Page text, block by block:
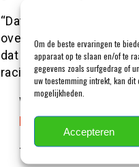
Om de beste ervaringen te
apparaat op te slaan en/of te
gegevens zoals surfgedrag of
uw toestemming intrekt, kan
mogelijkheden.
Accepteren
“Dat is niet te
over nagedacht en ik
dat gebeurt en je het
racisme-verhaal is heel
Wijnaldum fel tegen
pic.twitter.com/
— Jordi Beeksma